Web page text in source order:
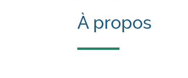
À propos